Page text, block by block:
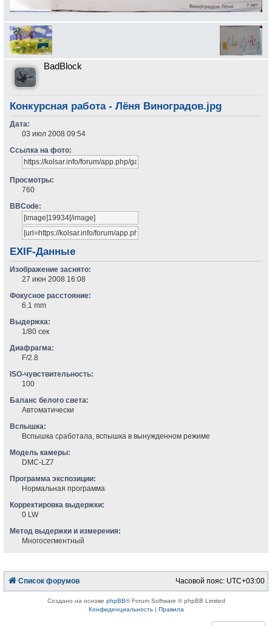
BadBlock
Конкурсная работа - Лёня Виноградов.jpg
Дата:
03 июл 2008 09:54
Ссылка на фото:
Просмотры:
760
BBCode:
EXIF-Данные
Изображение заснято:
27 июн 2008 16:08
Фокусное расстояние:
6.1 mm
Выдержка:
1/80 сек
Диафрагма:
F/2.8
ISO-чувствительность:
100
Баланс белого света:
Автоматически
Вспышка:
Вспышка сработала, вспышка в вынужденном режиме
Модель камеры:
DMC-LZ7
Программа экспозиции:
Нормальная программа
Корректировка выдержки:
0 LW
Метод выдержки и измерения:
Многосегментный
Список форумов Часовой пояс: UTC+03:00
Создано на основе phpBB® Forum Software © phpBB Limited
Конфиденциальность| Правила